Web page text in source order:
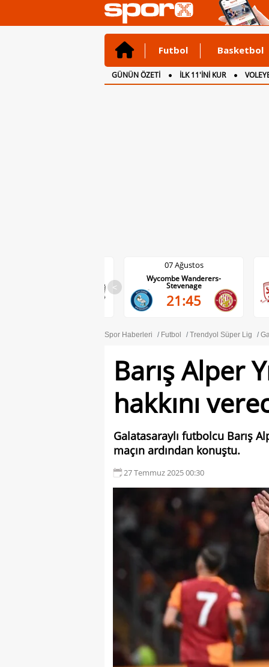
Futbol Basketbol
GÜNÜN ÖZETİ İLK 11'İNİ KUR
CANLI ANLATIM
İNGİLTERE
<
07 Ağustos
Wycombe Wanderers-
Stevenage
21:45
Spor Haberleri Futbol Trendyol Süper Lig
Barış Alper
hakkını
Galatasaraylı futbolcu Barış
maçın ardından konuştu.
27 Temmuz 2025 00:30